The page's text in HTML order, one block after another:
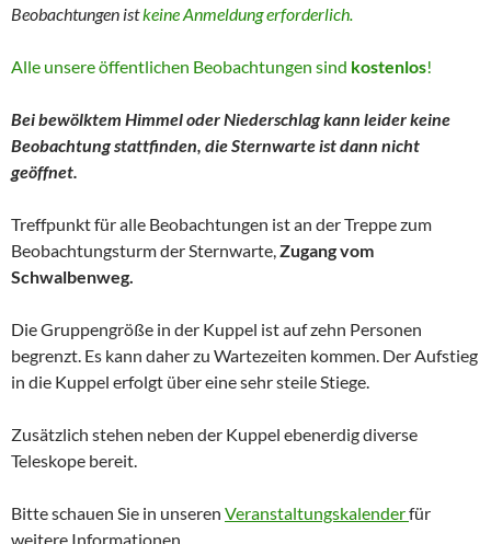
Beobachtungen istkeine Anmeldung erforderlich.
Alle unsere öffentlichen Beobachtungen sind kostenlos!
Bei bewölktem Himmel oder Niederschlag kann leider keine
Beobachtung stattfinden, die Sternwarte ist dann nicht
geöffnet.
Treffpunkt für alle Beobachtungen ist an der Treppe zum
Beobachtungsturm der Sternwarte,Zugang vom
Schwalbenweg.
Die Gruppengröße in der Kuppel ist auf zehn Personen
begrenzt. Es kann daher zu Wartezeiten kommen. Der Aufstieg
in die Kuppel erfolgt über eine sehr steile Stiege.
Zusätzlich stehen neben der Kuppel ebenerdig diverse
Teleskope bereit.
Bitte schauen Sie in unseren Veranstaltungskalenderfür
weitere Informationen.